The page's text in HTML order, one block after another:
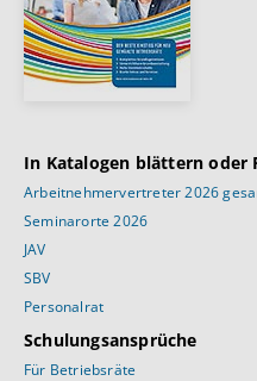
In Katalogen blättern oder
Arbeitnehmervertreter 2026
Seminarorte 2026
JAV
SBV
Personalrat
Schulungsansprüche
Für Betriebsräte